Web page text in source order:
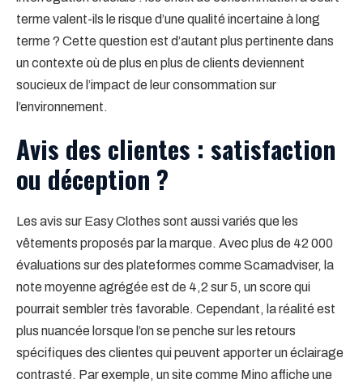
terme valent-ils le risque d’une qualité incertaine à long
terme ? Cette question est d’autant plus pertinente dans
un contexte où de plus en plus de clients deviennent
soucieux de l’impact de leur consommation sur
l’environnement.
Avis des clientes : satisfaction
ou déception ?
Les avis sur Easy Clothes sont aussi variés que les
vêtements proposés par la marque. Avec plus de 42 000
évaluations sur des plateformes comme Scamadviser, la
note moyenne agrégée est de 4,2 sur 5, un score qui
pourrait sembler très favorable. Cependant, la réalité est
plus nuancée lorsque l’on se penche sur les retours
spécifiques des clientes qui peuvent apporter un éclairage
contrasté. Par exemple, un site comme Mino affiche une